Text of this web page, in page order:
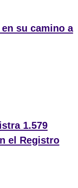
su camino a
1.579
el Registro